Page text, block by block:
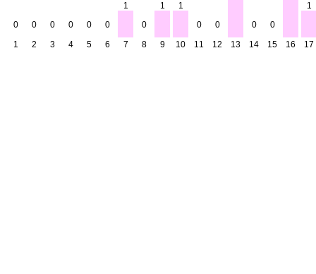
0
1
0
2
0
3
0
4
0
5
0
6
1
7
0
8
1
9
1
10
0
11
0
12
13
0
14
0
15
16
1
17